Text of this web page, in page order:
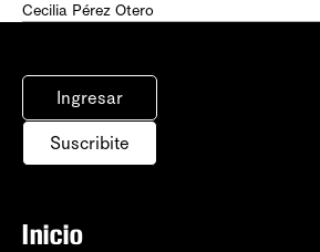
Cecilia Pérez Otero
Ingresar
Suscribite
Inicio